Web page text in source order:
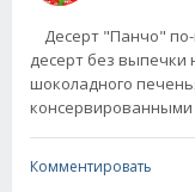
Десерт "Панчо"
десерт без выпечки
шоколадного
консервированными
Комментировать